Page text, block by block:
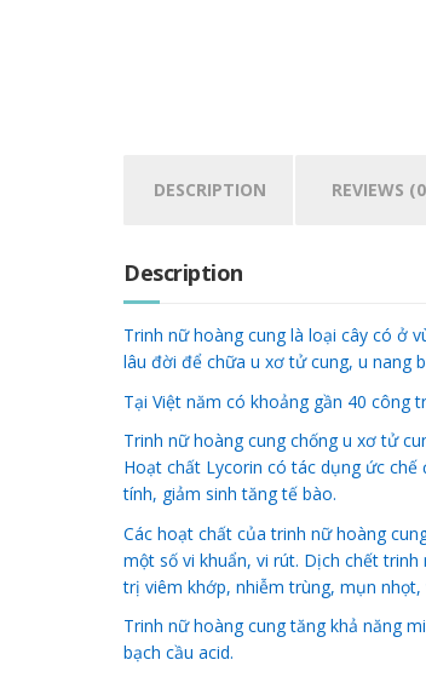
DESCRIPTION REVIEWS
Description
Trinh nữ hoàng cung là loại cây có ở
lâu đời để chữa u xơ tử cung, u nang
Tại Việt năm có khoảng gần 40 công
Trinh nữ hoàng cung chống u xơ tử
Hoạt chất Lycorin có tác dụng ức
tính, giảm sinh tăng tế bào.
Các hoạt chất của trinh nữ hoàng
một số vi khuẩn, vi rút. Dịch chết
trị viêm khớp, nhiễm trùng, mụn
Trinh nữ hoàng cung tăng khả năng
bạch cầu acid.